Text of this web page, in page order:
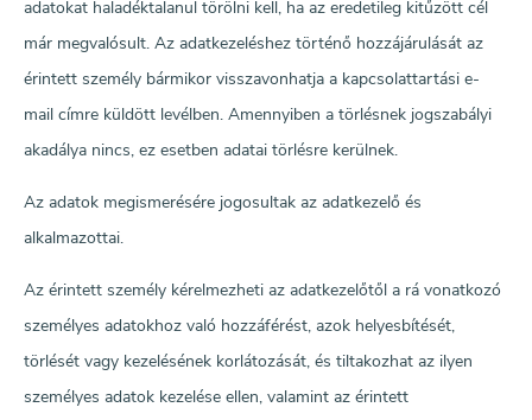
adatokat haladéktalanul törölni kell, ha az eredetileg kitűzött cél
már megvalósult. Az adatkezeléshez történő hozzájárulását az
érintett személy bármikor visszavonhatja a kapcsolattartási e-
mail címre küldött levélben. Amennyiben a törlésnek jogszabályi
akadálya nincs, ez esetben adatai törlésre kerülnek.
Az adatok megismerésére jogosultak az adatkezelő és
alkalmazottai.
Az érintett személy kérelmezheti az adatkezelőtől a rá vonatkozó
személyes adatokhoz való hozzáférést, azok helyesbítését,
törlését vagy kezelésének korlátozását, és tiltakozhat az ilyen
személyes adatok kezelése ellen, valamint az érintett